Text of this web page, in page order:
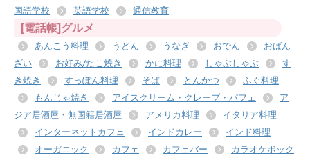
国語学校 英語学校 通信教育
[電話帳]グルメ
あんこう料理 うどん うなぎ おでん
おばん
ざい
お好み/たこ焼き かに料理 しゃぶしゃぶ
す
き焼き
すっぽん料理 そば とんかつ
ふぐ料理
もんじゃ焼き
アイスクリーム・クレープ・パフェ
ア
ジア居酒屋・無国籍居酒屋
アメリカ料理
イタリア料理
インターネットカフェ
インドカレー
インド料理
オーガニック
カフェ カフェバー
カラオケボック